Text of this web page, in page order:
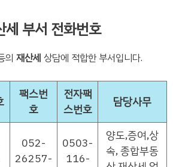
세 부서 전화번호
의 재산세 상담에 적합한 부서입니다.
팩스번
호
전자팩
스번호
담당사무
052-
26257-
0503-
116-
양도,증여,상
속, 종합부동